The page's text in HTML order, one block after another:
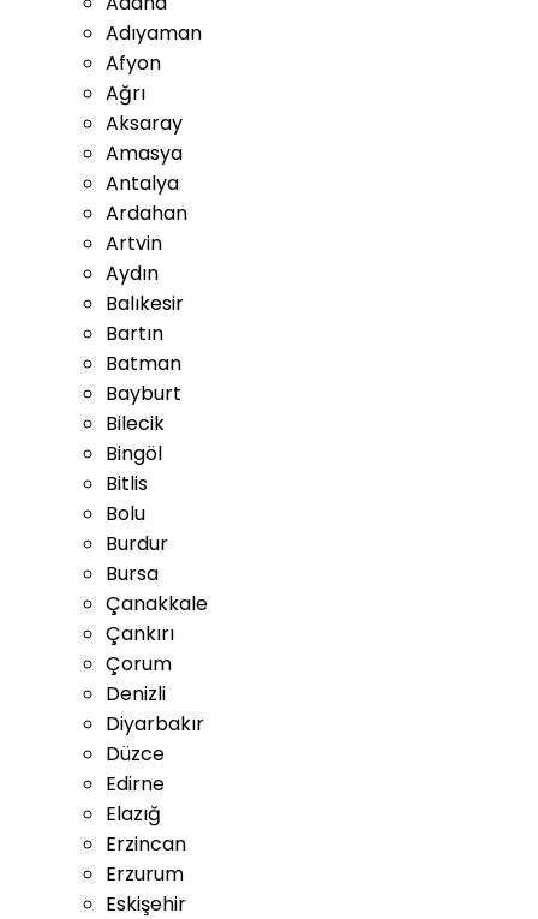
Adıyaman
Afyon
Ağrı
Aksaray
Amasya
Antalya
Ardahan
Artvin
Aydın
Balıkesir
Bartın
Batman
Bayburt
Bilecik
Bingöl
Bitlis
Bolu
Burdur
Bursa
Çanakkale
Çankırı
Çorum
Denizli
Diyarbakır
Düzce
Edirne
Elazığ
Erzincan
Erzurum
Eskişehir